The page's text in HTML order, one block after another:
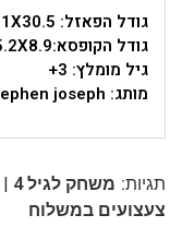
גודל הפאזל: 38.1X30.5 ס"מ
גודל הקופסא:15.2X8.9 ס"מ.
גיל מומלץ: 3+
מותג: stephen joseph
תגיות: משחק לגיל 4 |
צעצועים במשלוח